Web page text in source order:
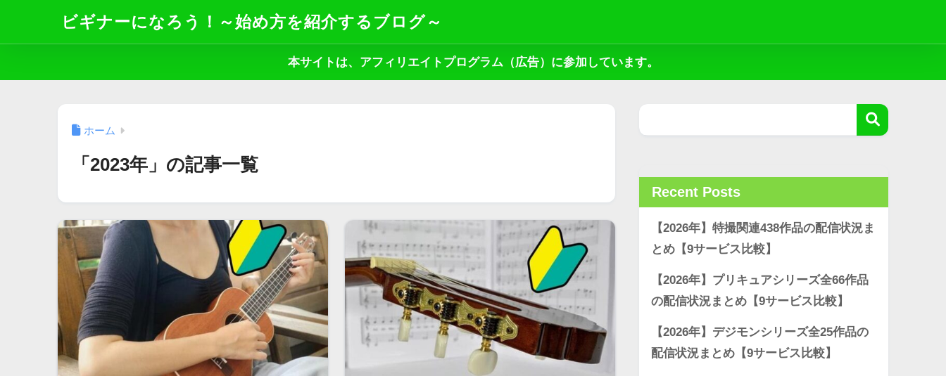
ビギナーになろう！～始め方を紹介するブログ～
本サイトは、アフィリエイトプログラム（広告）に参加しています。
ホーム
「2023年」の記事一覧
Recent Posts
【2026年】特撮関連438作品の配信状況ま
とめ【9サービス比較】
【2026年】プリキュアシリーズ全66作品
の配信状況まとめ【9サービス比較】
【2026年】デジモンシリーズ全25作品の
配信状況まとめ【9サービス比較】